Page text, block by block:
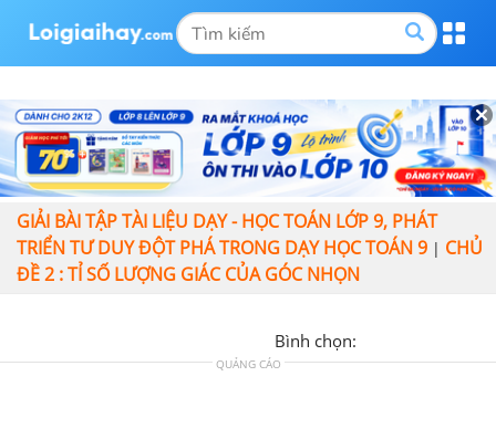
GIẢI BÀI TẬP TÀI LIỆU DẠY - HỌC TOÁN LỚP 9, PHÁT
TRIỂN TƯ DUY ĐỘT PHÁ TRONG DẠY HỌC TOÁN 9 | CHỦ
ĐỀ 2 : TỈ SỐ LƯỢNG GIÁC CỦA GÓC NHỌN
Bình chọn:
QUẢNG CÁO